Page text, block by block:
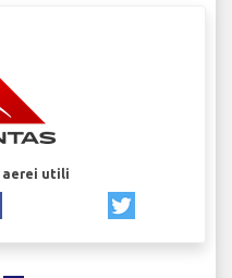
aerei utili